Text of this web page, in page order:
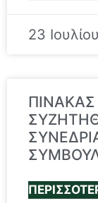
23